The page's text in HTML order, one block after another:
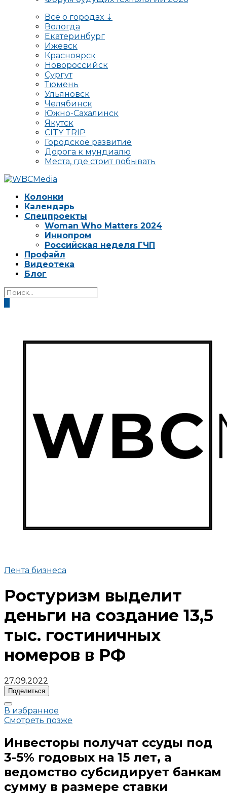
Всё о городах ⇣
Вологда
Екатеринбург
Ижевск
Красноярск
Новороссийск
Сургут
Тюмень
Ульяновск
Челябинск
Южно-Сахалинск
Якутск
CITY TRIP
Городское развитие
Дорога к мундиалю
Места, где стоит побывать
Колонки
Календарь
Спецпроекты
Woman Who Matters 2024
Иннопром
Российская неделя ГЧП
Профайл
Видеотека
Блог
Лента бизнеса
Ростуризм выделит
деньги на создание 13,5
тыс. гостиничных
номеров в РФ
27.09.2022
Поделиться
В избранное
Смотреть позже
Инвесторы получат ссуды под
3-5% годовых на 15 лет, а
ведомство субсидирует банкам
сумму в размере ставки